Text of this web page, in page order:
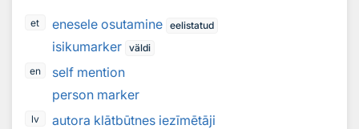
et enesele osutamine eelistatud
isikumarker väldi
en
self mention
person marker
lv autora klātbūtnes iezīmētāji